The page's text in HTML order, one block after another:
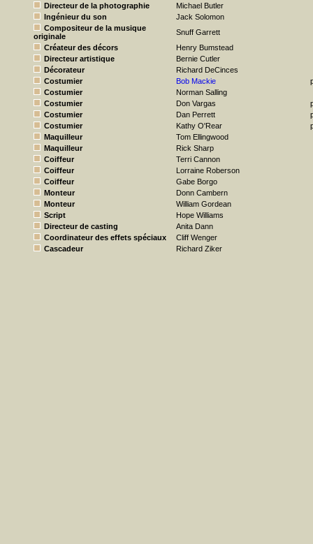
Directeur de la photographie
Michael Butler
Ingénieur du son
Jack Solomon
Compositeur de la musique
originale
Snuff Garrett
Créateur des décors
Henry Bumstead
Directeur artistique
Bernie Cutler
Décorateur
Richard DeCinces
Costumier
Bob Mackie
Costumier
Norman Salling
Costumier
Don Vargas
Costumier
Dan Perrett
Costumier
Kathy O'Rear
Maquilleur
Tom Ellingwood
Maquilleur
Rick Sharp
Coiffeur
Terri Cannon
Coiffeur
Lorraine Roberson
Coiffeur
Gabe Borgo
Monteur
Donn Cambern
Monteur
William Gordean
Script
Hope Williams
Directeur de casting
Anita Dann
Coordinateur des effets spéciaux
Cliff Wenger
Cascadeur
Richard Ziker